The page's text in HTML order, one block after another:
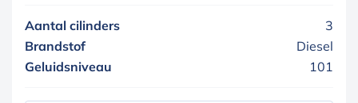
Aantal cilinders
3
Brandstof
Diesel
Geluidsniveau
101